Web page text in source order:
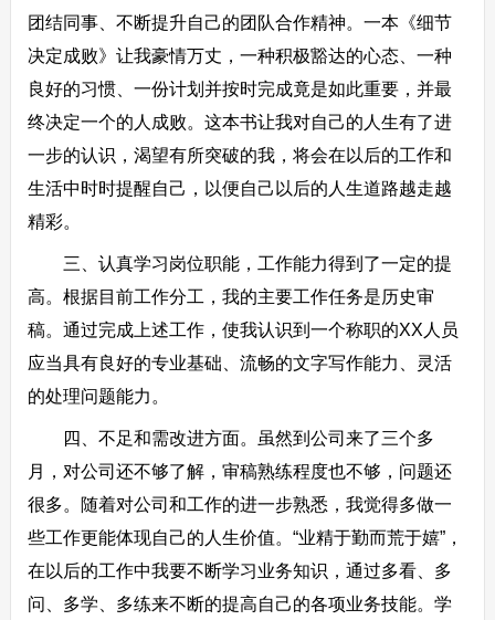
团结同事、不断提升自己的团队合作精神。一本《细节
决定成败》让我豪情万丈，一种积极豁达的心态、一种
良好的习惯、一份计划并按时完成竟是如此重要，并最
终决定一个的人成败。这本书让我对自己的人生有了进
一步的认识，渴望有所突破的我，将会在以后的工作和
生活中时时提醒自己，以便自己以后的人生道路越走越
精彩。
三、认真学习岗位职能，工作能力得到了一定的提
高。根据目前工作分工，我的主要工作任务是历史审
稿。通过完成上述工作，使我认识到一个称职的XX人员
应当具有良好的专业基础、流畅的文字写作能力、灵活
的处理问题能力。
四、不足和需改进方面。虽然到公司来了三个多
月，对公司还不够了解，审稿熟练程度也不够，问题还
很多。随着对公司和工作的进一步熟悉，我觉得多做一
些工作更能体现自己的人生价值。“业精于勤而荒于嬉”，
在以后的工作中我要不断学习业务知识，通过多看、多
问、多学、多练来不断的提高自己的各项业务技能。学